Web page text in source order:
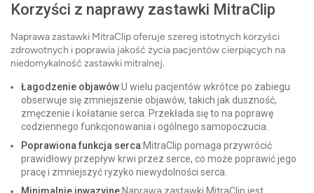
Korzyści z naprawy zastawki MitraClip
Naprawa zastawki MitraClip oferuje szereg istotnych korzyści
zdrowotnych i poprawia jakość życia pacjentów cierpiących na
niedomykalność zastawki mitralnej.
Łagodzenie objawów:U wielu pacjentów wkrótce po zabiegu
obserwuje się zmniejszenie objawów, takich jak duszność,
zmęczenie i kołatanie serca. Przekłada się to na poprawę
codziennego funkcjonowania i ogólnego samopoczucia.
Poprawiona funkcja serca:MitraClip pomaga przywrócić
prawidłowy przepływ krwi przez serce, co może poprawić jego
pracę i zmniejszyć ryzyko niewydolności serca.